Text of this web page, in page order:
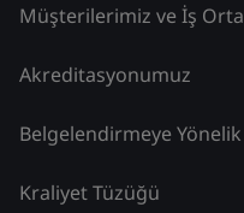
Müşterilerimiz ve İş
Akreditasyonumuz
Belgelendirmeye
Kraliyet Tüzüğü